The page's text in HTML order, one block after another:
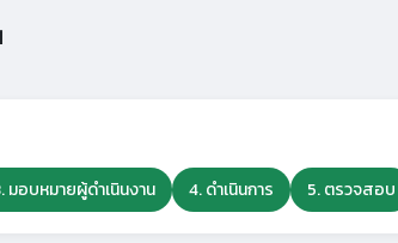
มอบหมายผู้ดำเนินงาน 4. ดำเนินการ 5. ตรวจสอบ